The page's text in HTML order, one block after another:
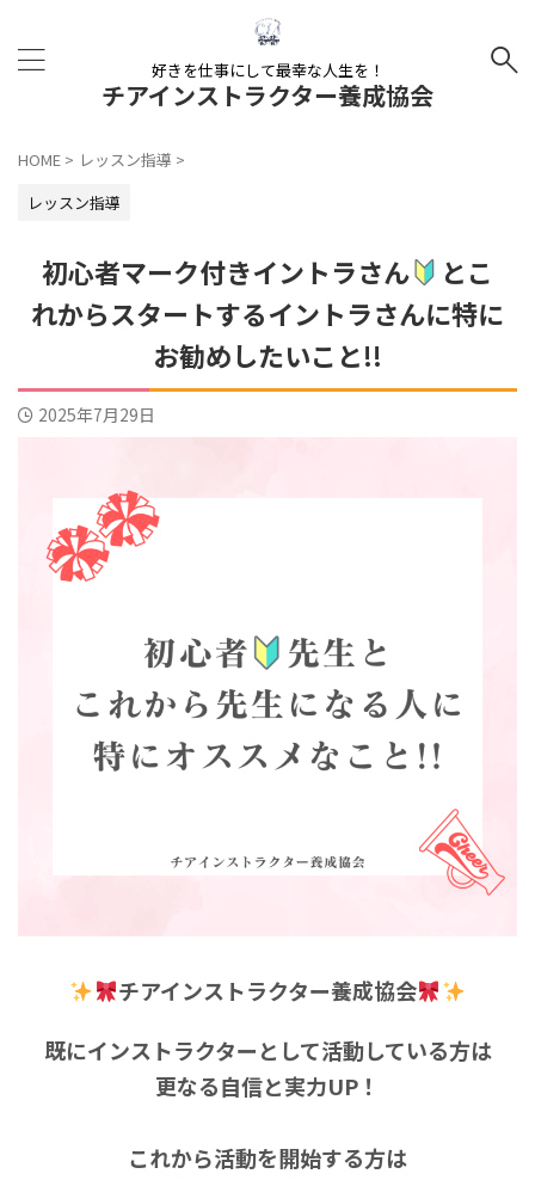
好きを仕事にして最幸な人生を！
チアインストラクター養成協会
HOME > レッスン指導 >
レッスン指導
初心者マーク付きイントラさん
とこ
れからスタートするイントラさんに特に
お勧めしたいこと!!
2025年7月29日
チアインストラクター養成協会
既にインストラクターとして活動している方は
更なる自信と実力UP！
これから活動を開始する方は